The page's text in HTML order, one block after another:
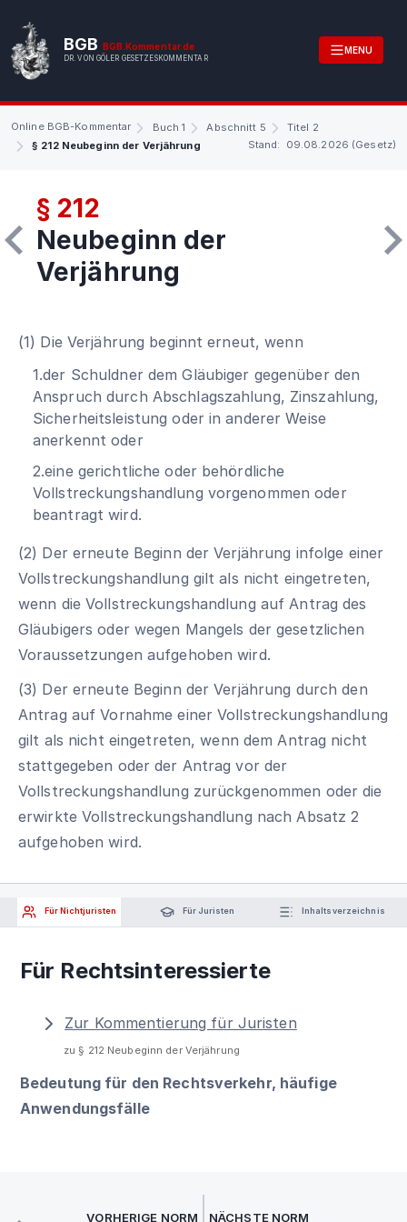
BGB BGB.Kommentar.de
DR. VON GÖLER GESETZESKOMMENTAR
MENU
Online BGB-Kommentar Buch 1 Abschnitt 5
Titel 2
§ 212 Neubeginn der Verjährung
Stand: 09.08.2026 (Gesetz)
§ 212
Neubeginn der
Verjährung
(1) Die Verjährung beginnt erneut, wenn
1.der Schuldner dem Gläubiger gegenüber den
Anspruch durch Abschlagszahlung, Zinszahlung,
Sicherheitsleistung oder in anderer Weise
anerkennt oder
2.eine gerichtliche oder behördliche
Vollstreckungshandlung vorgenommen oder
beantragt wird.
(2) Der erneute Beginn der Verjährung infolge einer
Vollstreckungshandlung gilt als nicht eingetreten,
wenn die Vollstreckungshandlung auf Antrag des
Gläubigers oder wegen Mangels der gesetzlichen
Voraussetzungen aufgehoben wird.
(3) Der erneute Beginn der Verjährung durch den
Antrag auf Vornahme einer Vollstreckungshandlung
gilt als nicht eingetreten, wenn dem Antrag nicht
stattgegeben oder der Antrag vor der
Vollstreckungshandlung zurückgenommen oder die
erwirkte Vollstreckungshandlung nach Absatz 2
aufgehoben wird.
Für Nichtjuristen Für Juristen Inhaltsverzeichnis
Für Rechtsinteressierte
Zur Kommentierung für Juristen
zu § 212 Neubeginn der Verjährung
Bedeutung für den Rechtsverkehr, häufige
Anwendungsfälle
VORHERIGE NORM NÄCHSTE NORM